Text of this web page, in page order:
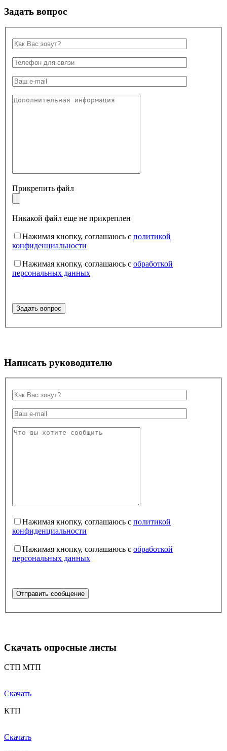
Задать вопрос
Прикрепить файл
Никакой файл еще не прикреплен
Нажимая кнопку, соглашаюсь с политикой
конфиденциальности
Нажимая кнопку, соглашаюсь с обработкой
персональных данных
Написать руководителю
Нажимая кнопку, соглашаюсь с политикой
конфиденциальности
Нажимая кнопку, соглашаюсь с обработкой
персональных данных
Скачать опросные листы
СТП МТП
Скачать
КТП
Скачать